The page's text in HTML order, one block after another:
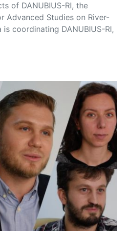
of DANUBIUS-RI, the
Advanced Studies on River-
is coordinating DANUBIUS-RI,